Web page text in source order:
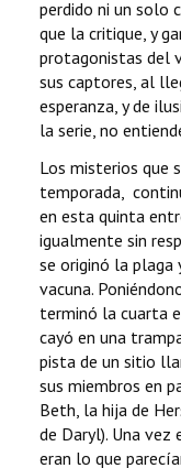
perdido ni un solo
que la critique, y
protagonistas del
sus captores, al
esperanza, y de
la serie, no
Los misterios que
temporada,
en esta quinta
igualmente sin
se originó la plaga
vacuna.
terminó la cuarta
cayó en una
pista de un sitio
sus miembros en
Beth, la hija de
de Daryl). Una vez
eran lo que